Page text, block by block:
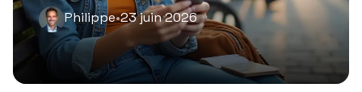
Philippe•23 juin 2026